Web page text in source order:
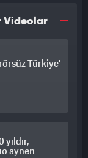
Videolar
Türkiye'
yıldır,
aynen